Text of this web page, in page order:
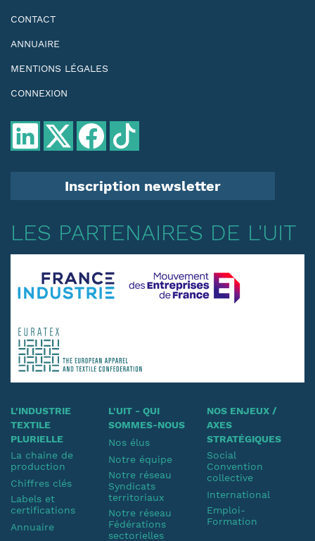
CONTACT
ANNUAIRE
MENTIONS LÉGALES
CONNEXION
Inscription newsletter
LES PARTENAIRES DE L'UIT
L'INDUSTRIE
TEXTILE
PLURIELLE
La chaine de
production
Chiffres clés
Labels et
certifications
Annuaire
L'UIT - QUI
SOMMES-NOUS
Nos élus
Notre équipe
Notre réseau
Syndicats
territoriaux
Notre réseau
Fédérations
sectorielles
NOS ENJEUX /
AXES
STRATÉGIQUES
Social
Convention
collective
International
Emploi-
Formation